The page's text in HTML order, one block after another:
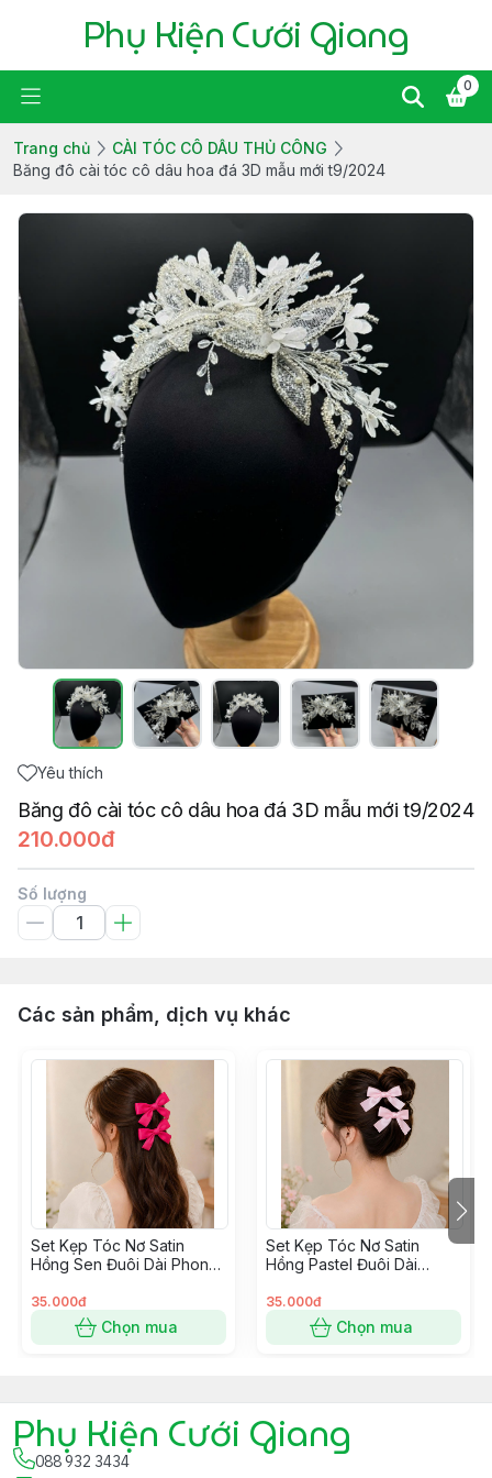
Phụ Kiện Cưới Giang
0
Trang chủ
CÀI TÓC CÔ DÂU THỦ CÔNG
Băng đô cài tóc cô dâu hoa đá 3D mẫu mới t9/2024
Yêu thích
Băng đô cài tóc cô dâu hoa đá 3D mẫu mới t9/2024
210.000đ
Số lượng
Các sản phẩm, dịch vụ khác
Set Kẹp Tóc Nơ Satin
Hồng Sen Đuôi Dài Phong
35.000đ
Chọn mua
Set Kẹp Tóc Nơ Satin
Hồng Pastel Đuôi Dài
35.000đ
Chọn mua
Phụ Kiện Cưới Giang
088 932 3434